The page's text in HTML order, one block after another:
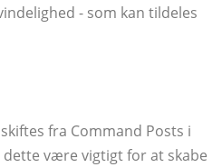
- som kan tildeles
fra Command Posts i
dette være vigtigt for at skabe